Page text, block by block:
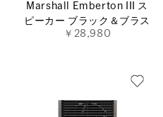
Marshall Emberton III ス
ピーカー ブラック＆ブラス
￥28,980